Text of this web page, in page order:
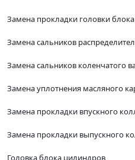
Замена прокладки головки
Замена сальников
Замена сальников коленчатого
Замена уплотнения масляного
Замена прокладки впускного
Замена прокладки выпускного
Головка блока цилиндров